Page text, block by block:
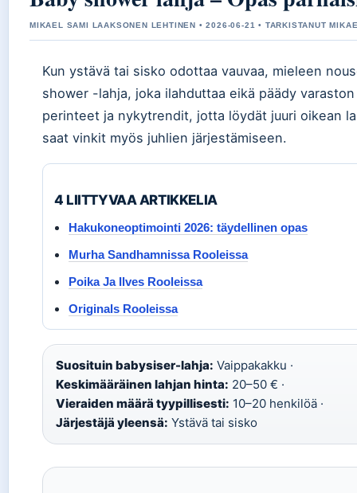
MIKAEL SAMI LAAKSONEN LEHTINEN • 2026-06-21 • TARKISTANUT
Kun ystävä tai sisko odottaa vauvaa, mieleen
shower -lahja, joka ilahduttaa eikä päädy
perinteet ja nykytrendit, jotta löydät juuri oikean
saat vinkit myös juhlien järjestämiseen.
4 LIITTYVAA ARTIKKELIA
Hakukoneoptimointi 2026: täydellinen opas
Murha Sandhamnissa Rooleissa
Poika Ja Ilves Rooleissa
Originals Rooleissa
Suosituin babysiser-lahja: Vaippakakku ·
Keskimääräinen lahjan hinta: 20–50 € ·
Vieraiden määrä tyypillisesti: 10–20 henkilöä ·
Järjestäjä yleensä: Ystävä tai sisko